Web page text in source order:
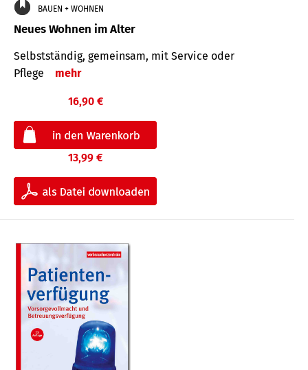
BAUEN + WOHNEN
Neues Wohnen im Alter
Selbstständig, gemeinsam, mit Service oder
Pflege
mehr
16,90 €
13,99 €